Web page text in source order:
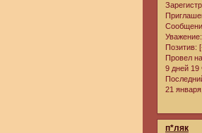
Уважение:
Позитив:
Провел
9 дней 19
21
п*ляк